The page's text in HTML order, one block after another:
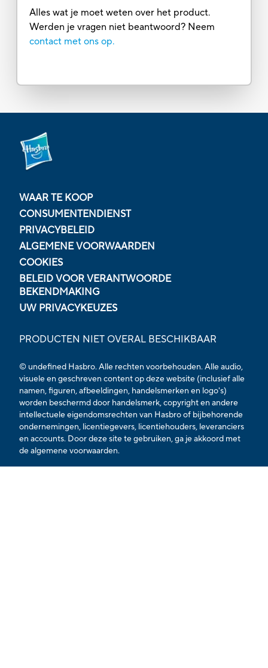
Alles wat je moet weten over het product.
Werden je vragen niet beantwoord? Neem
contact met ons op.
WAAR TE KOOP
CONSUMENTENDIENST
PRIVACYBELEID
ALGEMENE VOORWAARDEN
COOKIES
BELEID VOOR VERANTWOORDE
BEKENDMAKING
UW PRIVACYKEUZES
PRODUCTEN NIET OVERAL BESCHIKBAAR
© undefined Hasbro. Alle rechten voorbehouden. Alle audio,
visuele en geschreven content op deze website (inclusief alle
namen, figuren, afbeeldingen, handelsmerken en logo's)
worden beschermd door handelsmerk, copyright en andere
intellectuele eigendomsrechten van Hasbro of bijbehorende
ondernemingen, licentiegevers, licentiehouders, leveranciers
en accounts. Door deze site te gebruiken, ga je akkoord met
de algemene voorwaarden.